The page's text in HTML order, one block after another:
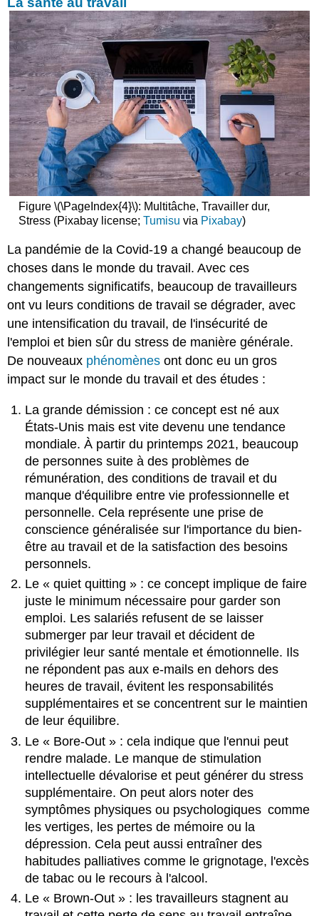
Figure \(\PageIndex{4}\): Multitâche, Travailler dur,
Stress (Pixabay license; Tumisu via Pixabay)
La pandémie de la Covid-19 a changé beaucoup de
choses dans le monde du travail. Avec ces
changements significatifs, beaucoup de travailleurs
ont vu leurs conditions de travail se dégrader, avec
une intensification du travail, de l'insécurité de
l'emploi et bien sûr du stress de manière générale.
De nouveaux phénomènes ont donc eu un gros
impact sur le monde du travail et des études :
La grande démission : ce concept est né aux
États-Unis mais est vite devenu une tendance
mondiale. À partir du printemps 2021, beaucoup
de personnes suite à des problèmes de
rémunération, des conditions de travail et du
manque d'équilibre entre vie professionnelle et
personnelle. Cela représente une prise de
conscience généralisée sur l'importance du bien-
être au travail et de la satisfaction des besoins
personnels.
Le « quiet quitting » : ce concept implique de faire
juste le minimum nécessaire pour garder son
emploi. Les salariés refusent de se laisser
submerger par leur travail et décident de
privilégier leur santé mentale et émotionnelle. Ils
ne répondent pas aux e-mails en dehors des
heures de travail, évitent les responsabilités
supplémentaires et se concentrent sur le maintien
de leur équilibre.
Le « Bore-Out » : cela indique que l'ennui peut
rendre malade. Le manque de stimulation
intellectuelle dévalorise et peut générer du stress
supplémentaire. On peut alors noter des
symptômes physiques ou psychologiques comme
les vertiges, les pertes de mémoire ou la
dépression. Cela peut aussi entraîner des
habitudes palliatives comme le grignotage, l'excès
de tabac ou le recours à l'alcool.
Le « Brown-Out » : les travailleurs stagnent au